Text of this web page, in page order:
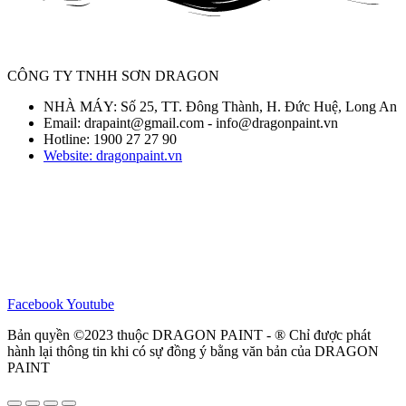
CÔNG TY TNHH SƠN DRAGON
NHÀ MÁY: Số 25, TT. Đông Thành, H. Đức Huệ, Long An
Email: drapaint@gmail.com - info@dragonpaint.vn
Hotline: 1900 27 27 90
Website: dragonpaint.vn
FacebookYoutube
Bản quyền ©2023 thuộc DRAGON PAINT - ® Chỉ được phát
hành lại thông tin khi có sự đồng ý bằng văn bản của DRAGON
PAINT